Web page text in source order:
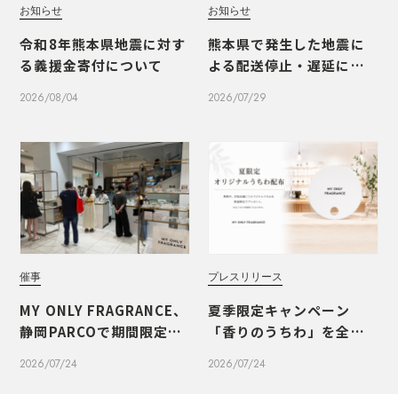
お知らせ
令和8年熊本県地震に対す
る義援金寄付について
2026/08/04
お知らせ
熊本県で発生した地震に
よる配送停止・遅延につ
2026/07/29
催事
MY ONLY FRAGRANCE、
静岡PARCOで期間限定PO
2026/07/24
プレスリリース
夏季限定キャンペーン
「香りのうちわ」を全国1
2026/07/24